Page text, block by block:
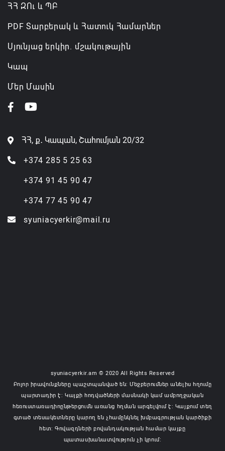
ՀՀ ԶՈւ և ՊԲ
PDF Տարբերակ և Հատուկ Համարներ
Սյունյաց երկիր. մշակութային
Կապ
Մեր Մասին
ՀՀ, ք․ Կապան, Շահումյան 20/32
+374 285 5 25 63
+374 91 45 90 47
+374 77 45 90 47
syuniacyerkir@mail.ru
syuniacyerkir.am © 2020 All Rights Reserved
Բոլոր իրավունքները պաշտպանված են: Մեջբերումներ անելիս հղումը
պարտադիր է: Կայքի հոդվածների մասնակի կամ ամբողջական
հեռուստառադիոընթերցումն առանց հղման արգելվում է: Կայքում տեղ
գտած տեսակետները կարող են չհամընկնել խմբագրության կարծիքի
հետ: Գովազդների բովանդակության համար կայքը
պատասխանատվություն չի կրում: